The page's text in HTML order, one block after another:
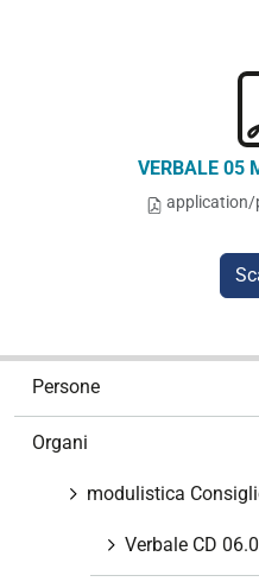
VERBALE 05
application/
Persone
Organi
modulistica
Verbale CD